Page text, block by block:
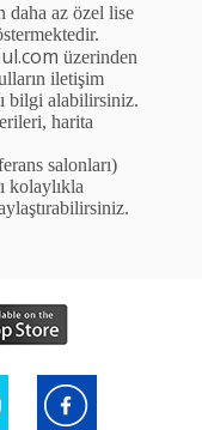
daha azözel lise
stermektedir.
üzerinden
iletişim
bilgi alabilirsiniz.
harita
salonları)
kolaylıkla